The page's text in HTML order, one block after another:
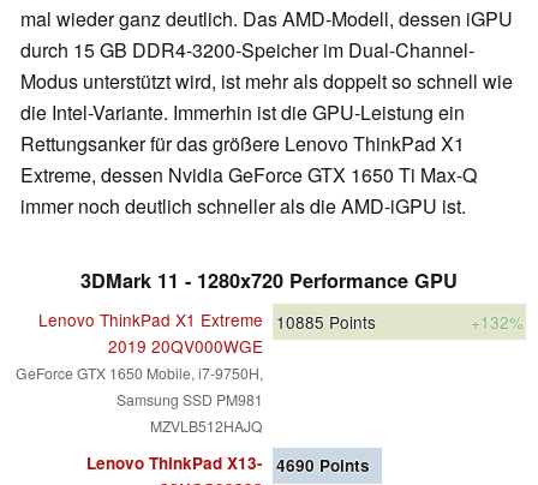
mal wieder ganz deutlich. Das AMD-Modell, dessen iGPU
durch 15 GB DDR4-3200-Speicher im Dual-Channel-
Modus unterstützt wird, ist mehr als doppelt so schnell wie
die Intel-Variante. Immerhin ist die GPU-Leistung ein
Rettungsanker für das größere Lenovo ThinkPad X1
Extreme, dessen Nvidia GeForce GTX 1650 Ti Max-Q
immer noch deutlich schneller als die AMD-iGPU ist.
3DMark 11 - 1280x720 Performance GPU
Lenovo ThinkPad X1 Extreme
2019 20QV000WGE
GeForce GTX 1650 Mobile, i7-9750H,
Samsung SSD PM981
MZVLB512HAJQ
10885 Points +132%
Lenovo ThinkPad X13-
4690 Points